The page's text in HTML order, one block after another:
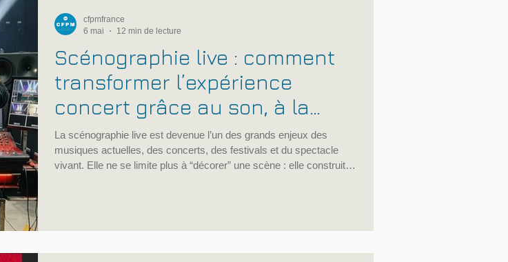
Scénographie live : comment
transformer l’expérience
concert grâce au son, à la
lumière et à la technique
La scénographie live est devenue l’un des grands enjeux des
musiques actuelles, des concerts, des festivals et du spectacle
vivant. Elle ne se limite plus à “décorer” une scène : elle construit
cfpmfrance
6 mai
12 min de lecture